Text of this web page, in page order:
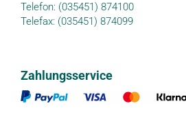
Telefon: (035451) 874100
Telefax: (035451) 874099
Zahlungsservice